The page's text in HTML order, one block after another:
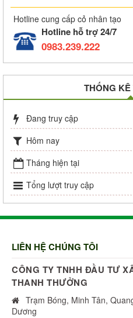
Hotline cung cấp cỏ nhân tạo
Hotline hỗ trợ 24/7
0983.239.222
THỐNG
Đang truy cập
Hôm nay
Tháng hiện tại
Tổng lượt truy cập
LIÊN HỆ CHÚNG TÔI
CÔNG TY TNHH ĐẦU TƯ
THANH THƯỞNG
Trạm Bóng, Minh Tân,
Dương